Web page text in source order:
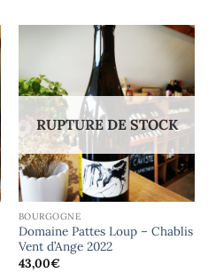
RUPTURE DE STOCK
BOURGOGNE
Domaine Pattes Loup – Chablis
Vent d’Ange 2022
43,00€